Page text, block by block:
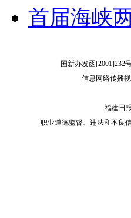
首届海峡
国新办发函[2001]232
信息网络传播
福建日
职业道德监督、违法和不良